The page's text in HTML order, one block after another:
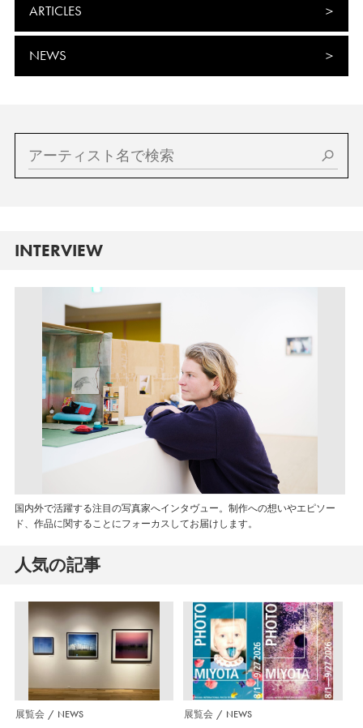
ARTICLES
NEWS
INTERVIEW
国内外で活躍する注目の写真家へインタヴュー。制作への想いやエピソー
ド、作品に関することにフォーカスしてお届けします。
人気の記事
展覧会 NEWS 展覧会 NEWS